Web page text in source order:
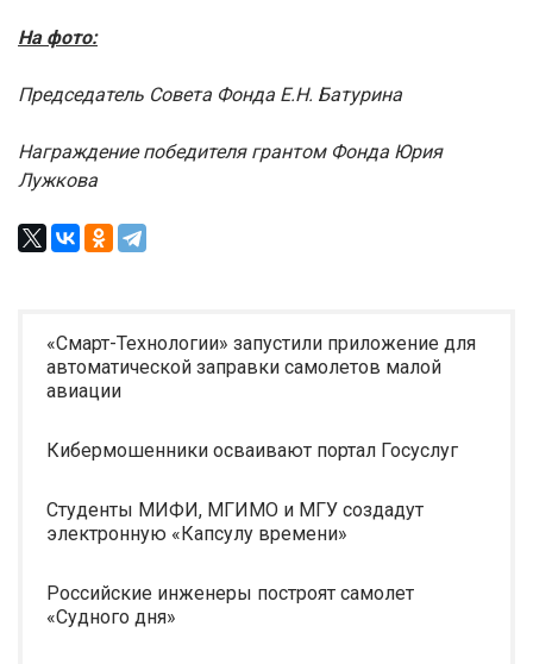
На фото:
Председатель Совета Фонда Е.Н. Батурина
Награждение победителя грантом Фонда Юрия
Лужкова
«Смарт-Технологии» запустили приложение для
автоматической заправки самолетов малой
авиации
Кибермошенники осваивают портал Госуслуг
Студенты МИФИ, МГИМО и МГУ создадут
электронную «Капсулу времени»
Российские инженеры построят самолет
«Судного дня»